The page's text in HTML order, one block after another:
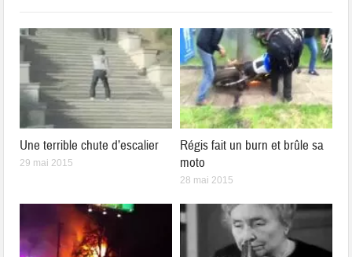
Une terrible chute d’escalier
29 mai 2015
Régis fait un burn et brûle sa
moto
28 mai 2015